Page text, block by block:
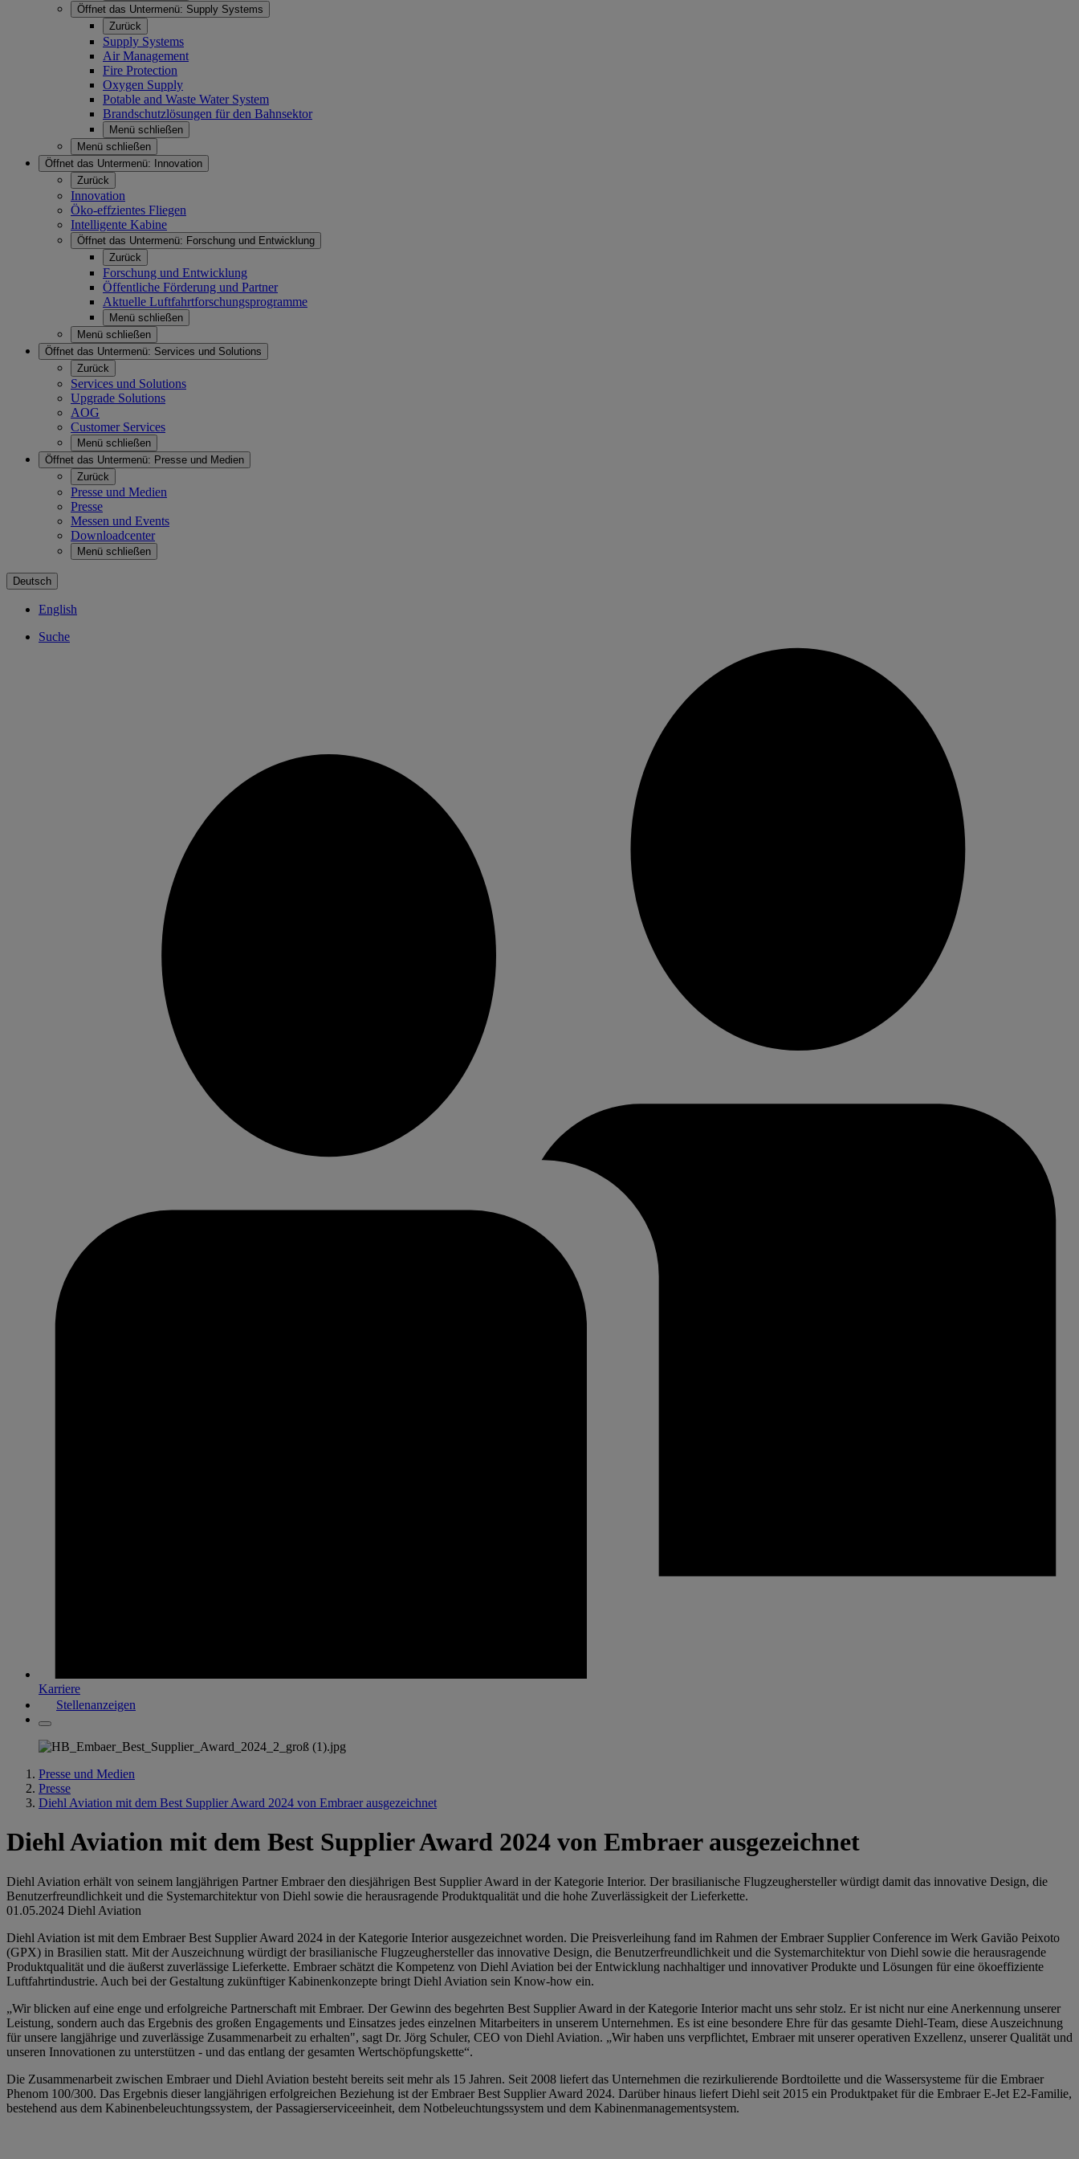
Öffnet das Untermenü: Supply Systems
Zurück
Supply Systems
Air Management
Fire Protection
Oxygen Supply
Potable and Waste Water System
Brandschutzlösungen für den Bahnsektor
Menü schließen
Menü schließen
Öffnet das Untermenü:
Innovation
Zurück
Innovation
Öko-effzientes Fliegen
Intelligente Kabine
Öffnet das Untermenü: Forschung und Entwicklung
Zurück
Forschung und Entwicklung
Öffentliche Förderung und Partner
Aktuelle Luftfahrtforschungsprogramme
Menü schließen
Menü schließen
Öffnet das Untermenü: Services und Solutions
Zurück
Services und Solutions
Upgrade Solutions
AOG
Customer Services
Menü schließen
Öffnet das Untermenü: Presse und Medien
Zurück
Presse und Medien
Presse
Messen und Events
Downloadcenter
Menü schließen
Deutsch
English
Suche
Karriere
Stellenanzeigen
Presse und Medien
Presse
Diehl Aviation mit dem Best Supplier Award 2024 von Embraer ausgezeichnet
Diehl Aviation mit dem Best Supplier Award 2024 von Embraer ausgezeichnet
Diehl Aviation erhält von seinem langjährigen Partner Embraer den diesjährigen Best Supplier Award in der Kategorie Interior. Der brasilianische Flugzeughersteller würdigt damit das innovative Design, die
Benutzerfreundlichkeit und die Systemarchitektur von Diehl sowie die herausragende Produktqualität und die hohe Zuverlässigkeit der Lieferkette.
01.05.2024 Diehl Aviation
Diehl Aviation ist mit dem Embraer Best Supplier Award 2024 in der Kategorie Interior ausgezeichnet worden. Die Preisverleihung fand im Rahmen der Embraer Supplier Conference im Werk Gavião Peixoto
(GPX) in Brasilien statt. Mit der Auszeichnung würdigt der brasilianische Flugzeughersteller das innovative Design, die Benutzerfreundlichkeit und die Systemarchitektur von Diehl sowie die herausragende
Produktqualität und die äußerst zuverlässige Lieferkette. Embraer schätzt die Kompetenz von Diehl Aviation bei der Entwicklung nachhaltiger und innovativer Produkte und Lösungen für eine ökoeffiziente
Luftfahrtindustrie. Auch bei der Gestaltung zukünftiger Kabinenkonzepte bringt Diehl Aviation sein Know-how ein.
„Wir blicken auf eine enge und erfolgreiche Partnerschaft mit Embraer. Der Gewinn des begehrten Best Supplier Award in der Kategorie Interior macht uns sehr stolz. Er ist nicht nur eine Anerkennung unserer
Leistung, sondern auch das Ergebnis des großen Engagements und Einsatzes jedes einzelnen Mitarbeiters in unserem Unternehmen. Es ist eine besondere Ehre für das gesamte Diehl-Team, diese Auszeichnung
für unsere langjährige und zuverlässige Zusammenarbeit zu erhalten", sagt Dr. Jörg Schuler, CEO von Diehl Aviation. „Wir haben uns verpflichtet, Embraer mit unserer operativen Exzellenz, unserer Qualität und
unseren Innovationen zu unterstützen - und das entlang der gesamten Wertschöpfungskette“.
Die Zusammenarbeit zwischen Embraer und Diehl Aviation besteht bereits seit mehr als 15 Jahren. Seit 2008 liefert das Unternehmen die rezirkulierende Bordtoilette und die Wassersysteme für die Embraer
Phenom 100/300. Das Ergebnis dieser langjährigen erfolgreichen Beziehung ist der Embraer Best Supplier Award 2024. Darüber hinaus liefert Diehl seit 2015 ein Produktpaket für die Embraer E-Jet E2-Familie,
bestehend aus dem Kabinenbeleuchtungssystem, der Passagierserviceeinheit, dem Notbeleuchtungssystem und dem Kabinenmanagementsystem.